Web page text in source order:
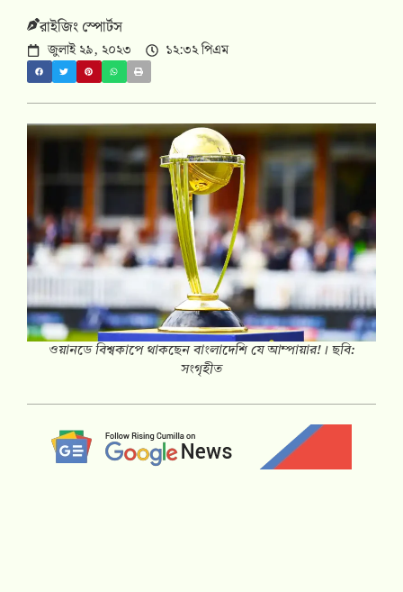
রাইজিং স্পোর্টস
জুলাই ২৯, ২০২৩ ১২:৩২ পিএম
ওয়ানডে বিশ্বকাপে থাকছেন বাংলাদেশি যে আম্পায়ার!। ছবি:
সংগৃহীত